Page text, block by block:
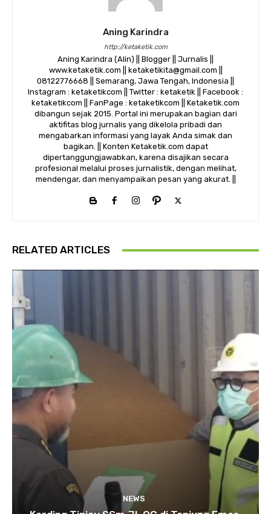
Aning Karindra
http://ketaketik.com
Aning Karindra (Alin) || Blogger || Jurnalis ||
www.ketaketik.com || ketaketikita@gmail.com ||
08122776668 || Semarang, Jawa Tengah, Indonesia ||
Instagram : ketaketikcom || Twitter : ketaketik || Facebook :
ketaketikcom || FanPage : ketaketikcom || Ketaketik.com
dibangun sejak 2015. Portal ini merupakan bagian dari
aktifitas blog jurnalis yang dikelola pribadi dan
mengabarkan informasi yang layak Anda simak dan
bagikan. || Konten Ketaketik.com dapat
dipertanggungjawabkan, karena disajikan secara
profesional melalui proses jurnalistik, dengan melihat,
mendengar, dan menyampaikan pesan yang akurat. ||
RELATED ARTICLES
NEWS